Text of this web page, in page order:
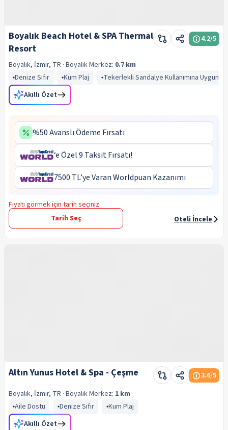
Boyalık Beach Hotel & SPA Thermal
Resort
4.2/5
Boyalık, İzmir, TR · BoyalıkMerkez: 0.7 km
Denize Sıfır
Kum Plaj
Tekerlekli Sandalye Kullanımına Uygun
Akıllı Özet
%50 Avanslı Ödeme Fırsatı
‘e Özel 9 Taksit Fırsatı!
7500 TL’ye Varan Worldpuan Kazanımı
Fiyatı görmek için tarih seçiniz
Tarih Seç
Oteli İncele
Altın Yunus Hotel & Spa - Çeşme 3.6/5
Boyalık, İzmir, TR · BoyalıkMerkez: 1 km
Aile Dostu
Denize Sıfır
Kum Plaj
Akıllı Özet